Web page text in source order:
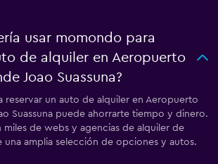
usar momondo para
de alquiler en Aeropuerto
Joao Suassuna?
reservar un auto de alquiler en Aeropuerto
Suassuna puede ahorrarte tiempo y dinero.
de webs y agencias de alquiler de
una amplia selección de opciones y autos.